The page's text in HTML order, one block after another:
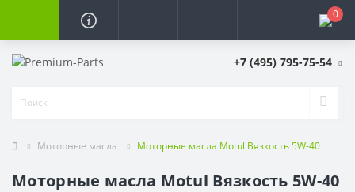
0
+7 (495) 795-75-54
Моторные масла Моторные масла Motul Вязкость 5W-40
Моторные масла Motul Вязкость 5W-40